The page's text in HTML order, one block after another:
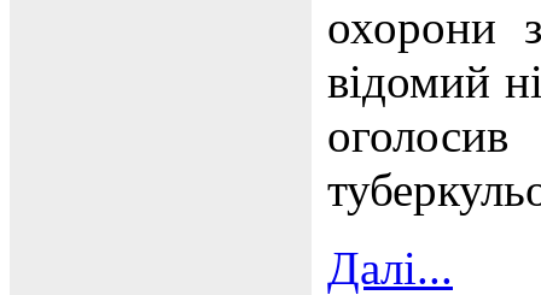
охорони
відомий
Далі...